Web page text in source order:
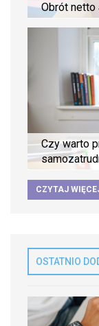
Obrót netto
Czy warto
CZYTAJ
OSTATNIO